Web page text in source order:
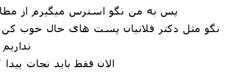
پس به من نگو استرس میگیرم از
نگو مثل دکتر فلانیان پست های حال خوب کن
الان فقط باید نجات پیدا